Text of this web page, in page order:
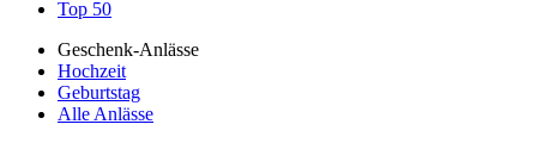
Top 50
Geschenk-Anlässe
Hochzeit
Geburtstag
Alle Anlässe